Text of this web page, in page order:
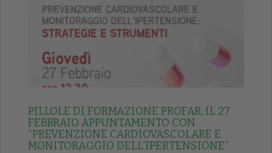
PILLOLE DI FORMAZIONE PROFAR, IL 27
FEBBRAIO APPUNTAMENTO CON
“PREVENZIONE CARDIOVASCOLARE E
MONITORAGGIO DELL’IPERTENSIONE”